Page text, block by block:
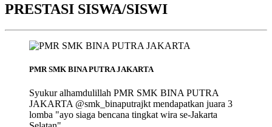
PRESTASI SISWA/SISWI
PMR SMK BINA PUTRA JAKARTA
Syukur alhamdulillah PMR SMK BINA PUTRA
JAKARTA @smk_binaputrajkt mendapatkan juara 3
lomba "ayo siaga bencana tingkat wira se-Jakarta